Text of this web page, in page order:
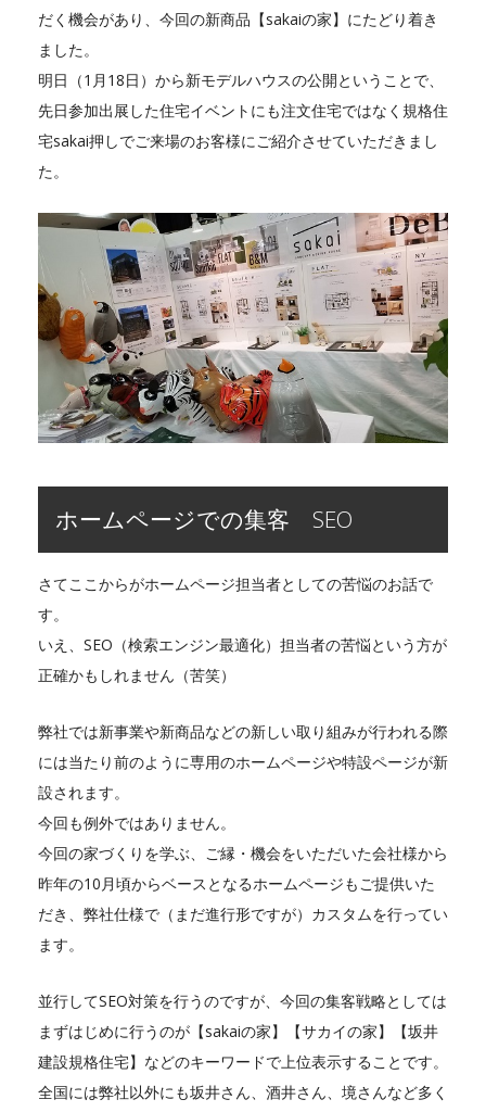
だく機会があり、今回の新商品【sakaiの家】にたどり着き
ました。
明日（1月18日）から新モデルハウスの公開ということで、
先日参加出展した住宅イベントにも注文住宅ではなく規格住
宅sakai押しでご来場のお客様にご紹介させていただきまし
た。
ホームページでの集客 SEO
さてここからがホームページ担当者としての苦悩のお話で
す。
いえ、SEO（検索エンジン最適化）担当者の苦悩という方が
正確かもしれません（苦笑）
弊社では新事業や新商品などの新しい取り組みが行われる際
には当たり前のように専用のホームページや特設ページが新
設されます。
今回も例外ではありません。
今回の家づくりを学ぶ、ご縁・機会をいただいた会社様から
昨年の10月頃からベースとなるホームページもご提供いた
だき、弊社仕様で（まだ進行形ですが）カスタムを行ってい
ます。
並行してSEO対策を行うのですが、今回の集客戦略としては
まずはじめに行うのが【sakaiの家】【サカイの家】【坂井
建設規格住宅】などのキーワードで上位表示することです。
全国には弊社以外にも坂井さん、酒井さん、境さんなど多く